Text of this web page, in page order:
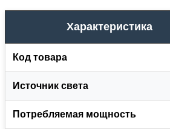
Характеристика
Код товара
Источник света
Потребляемая мощность